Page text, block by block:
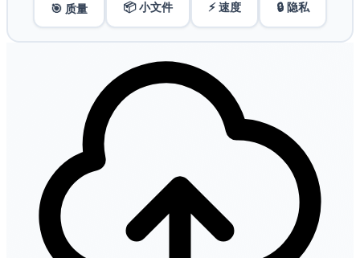
🎯 质量 📦 小文件 ⚡ 速度 🔒 隐私